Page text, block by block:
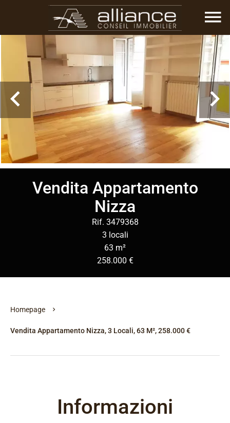
Vendita Appartamento
Nizza
Rif. 3479368
3 locali
63 m²
258.000 €
Homepage
Vendita Appartamento Nizza, 3 Locali, 63 M², 258.000 €
Informazioni